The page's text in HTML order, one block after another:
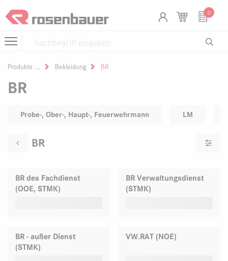
0
Produkte Bekleidung BR
BR
Probe-, Ober-, Haupt-, Feuerwehrmann LM
BR
BR des Fachdienst
(OOE, STMK)
BR Verwaltungsdienst
(STMK)
BR - außer Dienst
(STMK)
VW.RAT (NOE)